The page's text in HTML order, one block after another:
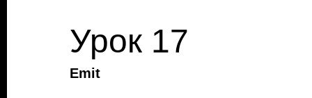
Урок 17
Emit